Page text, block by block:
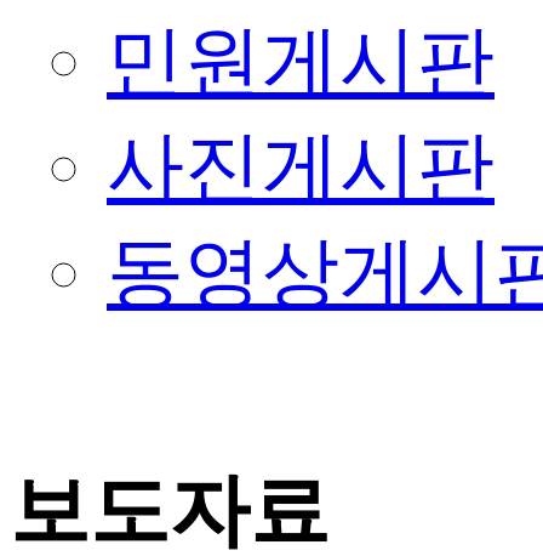
민원게시판
사진게시판
동영상게시
보도자료